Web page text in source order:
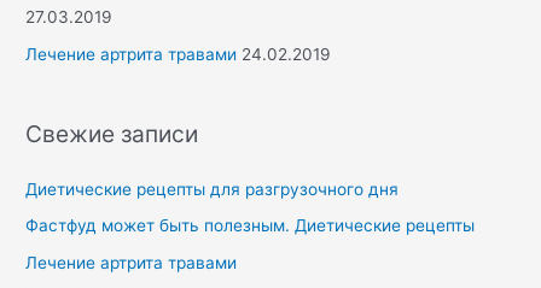
27.03.2019
Лечение артрита травами 24.02.2019
Свежие записи
Диетические рецепты для разгрузочного дня
Фастфуд может быть полезным. Диетические рецепты
Лечение артрита травами